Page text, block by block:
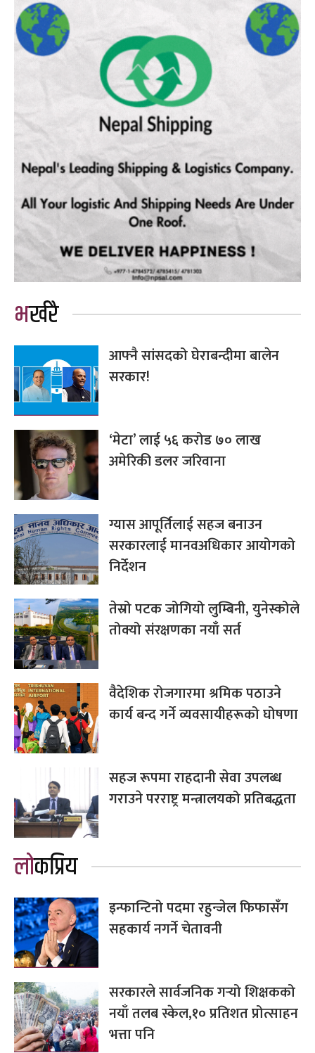
भर्खरै
आफ्नै सांसदको घेराबन्दीमा बालेन
सरकार!
‘मेटा’ लाई ५६ करोड ७० लाख
अमेरिकी डलर जरिवाना
ग्यास आपूर्तिलाई सहज बनाउन
सरकारलाई मानवअधिकार आयोगको
निर्देशन
तेस्रो पटक जोगियो लुम्बिनी, युनेस्कोले
तोक्यो संरक्षणका नयाँ सर्त
वैदेशिक रोजगारमा श्रमिक पठाउने
कार्य बन्द गर्ने व्यवसायीहरूको घोषणा
सहज रूपमा राहदानी सेवा उपलब्ध
गराउने परराष्ट्र मन्त्रालयको प्रतिबद्धता
लोकप्रिय
इन्फान्टिनो पदमा रहुन्जेल फिफासँग
सहकार्य नगर्ने चेतावनी
सरकारले सार्वजनिक गर्‍यो शिक्षकको
नयाँ तलब स्केल,१० प्रतिशत प्रोत्साहन
भत्ता पनि